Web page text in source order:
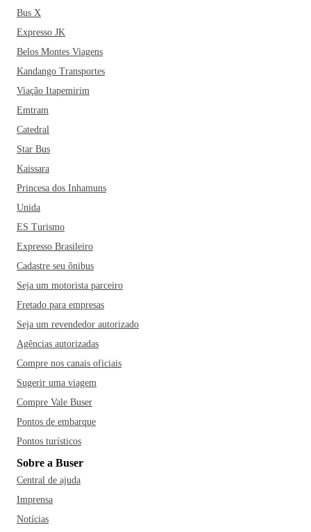
Bus X
Expresso JK
Belos Montes Viagens
Kandango Transportes
Viação Itapemirim
Emtram
Catedral
Star Bus
Kaissara
Princesa dos Inhamuns
Unida
ES Turismo
Expresso Brasileiro
Cadastre seu ônibus
Seja um motorista parceiro
Fretado para empresas
Seja um revendedor autorizado
Agências autorizadas
Compre nos canais oficiais
Sugerir uma viagem
Compre Vale Buser
Pontos de embarque
Pontos turísticos
Sobre a Buser
Central de ajuda
Imprensa
Notícias